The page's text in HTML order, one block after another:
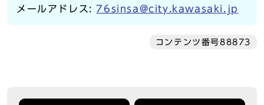
メールアドレス:76sinsa@city.kawasaki.jp
コンテンツ番号88873